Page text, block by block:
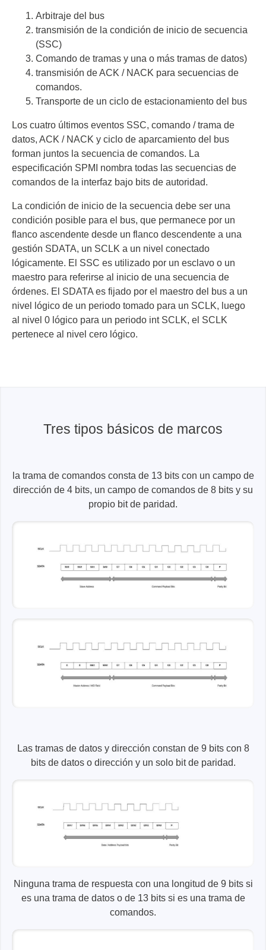
Arbitraje del bus
transmisión de la condición de inicio de secuencia
(SSC)
Comando de tramas y una o más tramas de datos)
transmisión de ACK / NACK para secuencias de
comandos.
Transporte de un ciclo de estacionamiento del bus
Los cuatro últimos eventos SSC, comando / trama de
datos, ACK / NACK y ciclo de aparcamiento del bus
forman juntos la secuencia de comandos. La
especificación SPMI nombra todas las secuencias de
comandos de la interfaz bajo bits de autoridad.
La condición de inicio de la secuencia debe ser una
condición posible para el bus, que permanece por un
flanco ascendente desde un flanco descendente a una
gestión SDATA, un SCLK a un nivel conectado
lógicamente. El SSC es utilizado por un esclavo o un
maestro para referirse al inicio de una secuencia de
órdenes. El SDATA es fijado por el maestro del bus a un
nivel lógico de un periodo tomado para un SCLK, luego
al nivel 0 lógico para un periodo int SCLK, el SCLK
pertenece al nivel cero lógico.
Tres tipos básicos de marcos
la trama de comandos consta de 13 bits con un campo de
dirección de 4 bits, un campo de comandos de 8 bits y su
propio bit de paridad.
Las tramas de datos y dirección constan de 9 bits con 8
bits de datos o dirección y un solo bit de paridad.
Ninguna trama de respuesta con una longitud de 9 bits si
es una trama de datos o de 13 bits si es una trama de
comandos.